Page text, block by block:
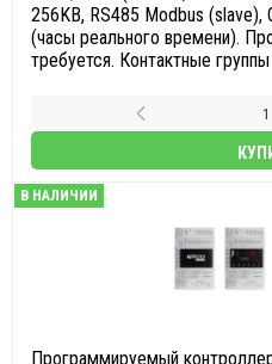
256KB, RS485 Modbus (slave),
(часы реального времени).
требуется. Контактные
В НАЛИЧИИ
Программируемый